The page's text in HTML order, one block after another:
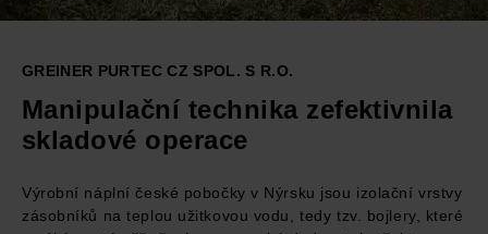
GREINER PURTEC CZ SPOL. S R.O.
Manipulační technika zefektivnila
skladové operace
Výrobní náplní české pobočky v Nýrsku jsou izolační vrstvy
zásobníků na teplou užitkovou vodu, tedy tzv. bojlery, které